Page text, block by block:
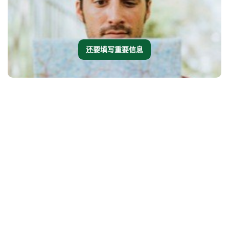
还要填写重要信息